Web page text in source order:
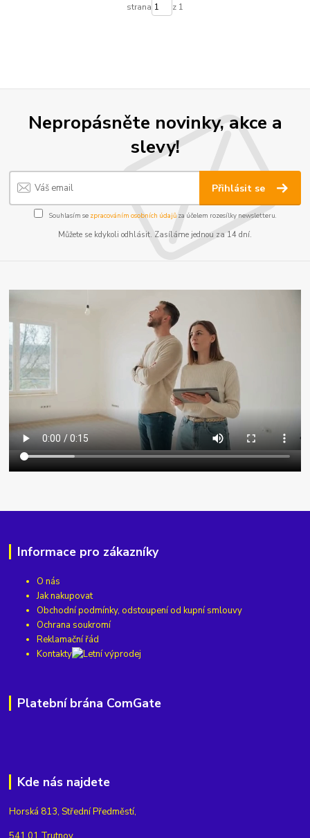
strana z 1
Nepropásněte novinky, akce a
slevy!
Přihlásit se
Souhlasím se zpracováním osobních údajůza účelem rozesílky newsletteru.
Můžete se kdykoli odhlásit. Zasíláme jednou za 14 dní.
Informace pro zákazníky
O nás
Jak nakupovat
Obchodní podmínky, odstoupení od kupní smlouvy
Ochrana soukromí
Reklamační řád
Kontakty
Platební brána ComGate
Kde nás najdete
Horská 813, Střední Předměstí,